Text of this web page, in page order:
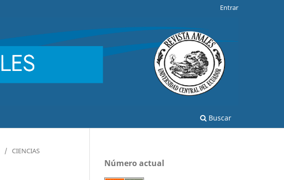
Buscar
Entrar
/ CIENCIAS
Número actual